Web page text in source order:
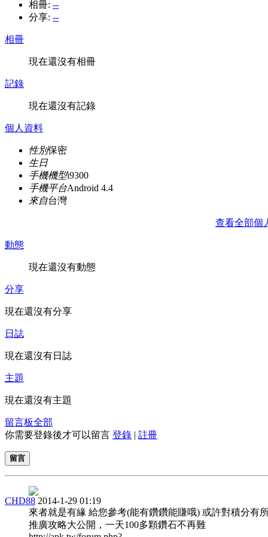
相冊: --
分享: --
相冊
現在還沒有相冊
記錄
現在還沒有記錄
個人資料
性別保密
生日
手機機型i9300
手機平台Android 4.4
來自台灣
查看全部個
動態
現在還沒有動態
分享
現在還沒有分享
日誌
現在還沒有日誌
主題
現在還沒有主題
留言板全部
你需要登錄後才可以留言 登錄 | 註冊
留言
CHD88 2014-1-29 01:19
來者就是有緣 給您參考(能有鑽鑽能賺哦) 或許對積分有
推廣攻略大公開，一天100多顆鑽石不再難